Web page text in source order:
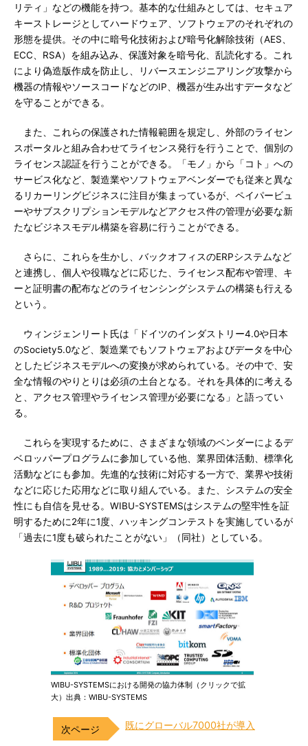
リティ」などの機能を持つ。基本的な仕組みとしては、セキュア
キーストレージとしてハードウェア、ソフトウェアのそれぞれの
形態を提供。その中に暗号化技術および暗号化解除技術（AES、
ECC、RSA）を組み込み、保護対象を暗号化、乱読化する。これ
により偽造版作成を防止し、リバースエンジニアリング攻撃から
機器の情報やソースコードなどのIP、機器が生み出すデータなど
を守ることができる。
また、これらの保護された情報範囲を規定し、外部のライセン
スポータルと組み合わせてライセンス発行を行うことで、個別の
ライセンス認証を行うことができる。「モノ」から「コト」への
サービス化など、製造業やソフトウェアベンダーでも従来と異な
るリカーリングビジネスに注目が集まっているが、ペイパービュ
ーやサブスクリプションモデルなどアクセス件の管理が必要な新
たなビジネスモデル構築を容易に行うことができる。
さらに、これらを生かし、バックオフィスのERPシステムなど
と連携し、個人や役職などに応じた、ライセンス配布や管理、キ
ーと証明書の配布などのライセンシングシステムの構築も行える
という。
ウィンジェンリート氏は「ドイツのインダストリー4.0や日本
のSociety5.0など、製造業でもソフトウェアおよびデータを中心
としたビジネスモデルへの変換が求められている。その中で、安
全な情報のやりとりは必須の土台となる。それを具体的に考える
と、アクセス管理やライセンス管理が必要になる」と語ってい
る。
これらを実現するために、さまざまな領域のベンダーによるデ
ベロッパープログラムに参加している他、業界団体活動、標準化
活動などにも参加。先進的な技術に対応する一方で、業界や技術
などに応じた応用などに取り組んでいる。また、システムの安全
性にも自信を見せる。WIBU-SYSTEMSはシステムの堅牢性を証
明するために2年に1度、ハッキングコンテストを実施しているが
「過去に1度も破られたことがない」（同社）としている。
WIBU-SYSTEMSにおける開発の協力体制（クリックで拡
大）出典：WIBU-SYSTEMS
既にグローバル7000社が導入